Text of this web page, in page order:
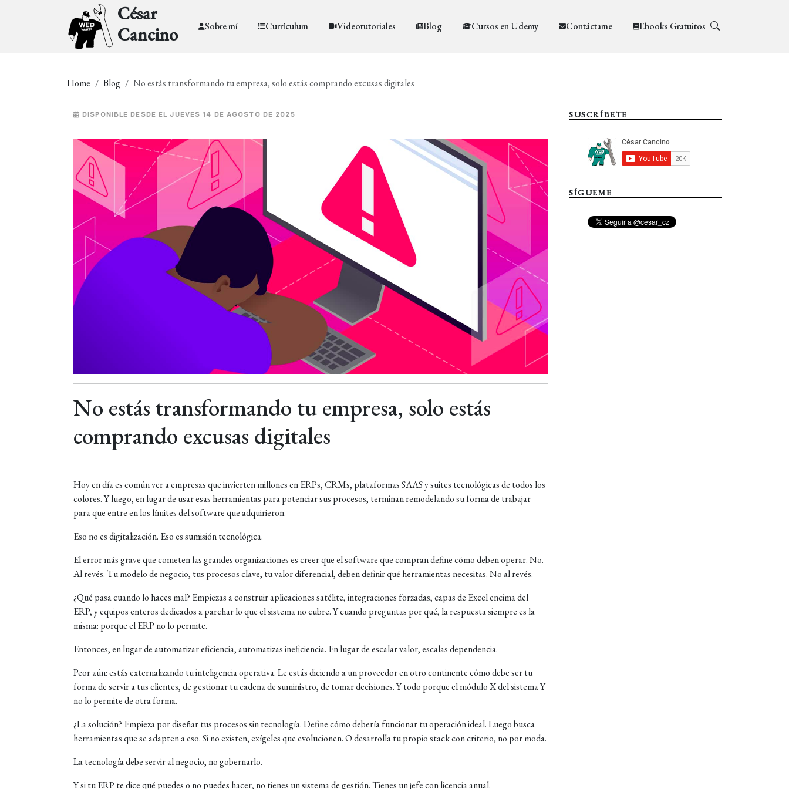
César
Cancino
Sobre mí Currículum Videotutoriales Blog Cursos en Udemy Contáctame Ebooks Gratuitos
Home Blog No estás transformando tu empresa, solo estás comprando excusas digitales
DISPONIBLE DESDE EL JUEVES 14 DE AGOSTO DE 2025
No estás transformando tu empresa, solo estás
comprando excusas digitales
Hoy en día es común ver a empresas que invierten millones en ERPs, CRMs, plataformas SAAS y suites tecnológicas de todos los
colores. Y luego, en lugar de usar esas herramientas para potenciar sus procesos, terminan remodelando su forma de trabajar
para que entre en los límites del software que adquirieron.
Eso no es digitalización. Eso es sumisión tecnológica.
El error más grave que cometen las grandes organizaciones es creer que el software que compran define cómo deben operar. No.
Al revés. Tu modelo de negocio, tus procesos clave, tu valor diferencial, deben definir qué herramientas necesitas. No al revés.
¿Qué pasa cuando lo haces mal? Empiezas a construir aplicaciones satélite, integraciones forzadas, capas de Excel encima del
ERP, y equipos enteros dedicados a parchar lo que el sistema no cubre. Y cuando preguntas por qué, la respuesta siempre es la
misma: porque el ERP no lo permite.
Entonces, en lugar de automatizar eficiencia, automatizas ineficiencia. En lugar de escalar valor, escalas dependencia.
Peor aún: estás externalizando tu inteligencia operativa. Le estás diciendo a un proveedor en otro continente cómo debe ser tu
forma de servir a tus clientes, de gestionar tu cadena de suministro, de tomar decisiones. Y todo porque el módulo X del sistema Y
no lo permite de otra forma.
¿La solución? Empieza por diseñar tus procesos sin tecnología. Define cómo debería funcionar tu operación ideal. Luego busca
herramientas que se adapten a eso. Si no existen, exígeles que evolucionen. O desarrolla tu propio stack con criterio, no por moda.
La tecnología debe servir al negocio, no gobernarlo.
Y si tu ERP te dice qué puedes o no puedes hacer, no tienes un sistema de gestión. Tienes un jefe con licencia anual.
SUSCRÍBETE
SÍGUEME